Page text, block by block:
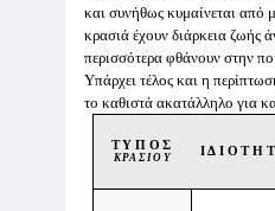
και συνήθως κυμαίνεται από
κρασιά έχουν διάρκεια
περισσότερα φθάνουν στην
Υπάρχει τέλος και η
το καθιστά ακατάλληλο για
ΤΥΠΟΣ
ΚΡΑΣΙΟΥ